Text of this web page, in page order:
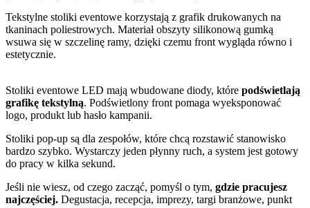
Tekstylne stoliki eventowe korzystają z grafik drukowanych na
tkaninach poliestrowych. Materiał obszyty silikonową gumką
wsuwa się w szczelinę ramy, dzięki czemu front wygląda równo i
estetycznie.
Stoliki eventowe LED mają wbudowane diody, które podświetlają
grafikę tekstylną. Podświetlony front pomaga wyeksponować
logo, produkt lub hasło kampanii.
Stoliki pop-up są dla zespołów, które chcą rozstawić stanowisko
bardzo szybko. Wystarczy jeden płynny ruch, a system jest gotowy
do pracy w kilka sekund.
Jeśli nie wiesz, od czego zacząć, pomyśl o tym, gdzie pracujesz
najczęściej. Degustacja, recepcja, imprezy, targi branżowe, punkt